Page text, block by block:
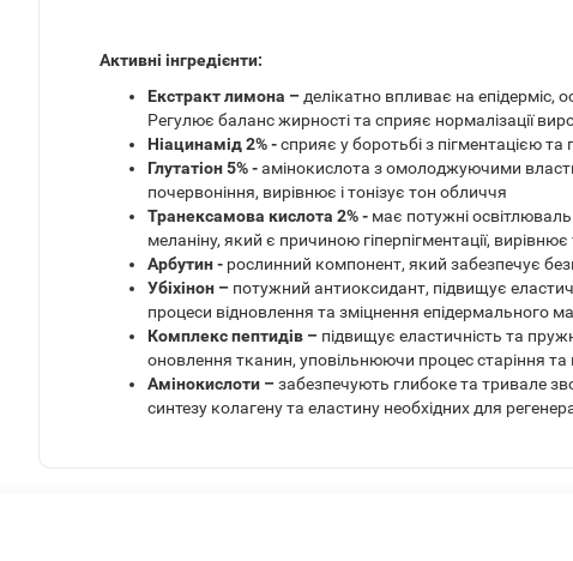
Активні інгредієнти:
Екстракт лимона – делікатно впливає на епідерміс,
Регулює баланс жирності та сприяє нормалізації
Ніацинамід 2% -сприяє у боротьбі з пігментацією
Глутатіон 5% -амінокислота з омолоджуючими
почервоніння, вирівнює і тонізує тон обличчя
Транексамова кислота 2% - має потужні
меланіну, який є причиною гіперпігментації,
Арбутин - рослинний компонент, який забезпечує
Убіхінон – потужний антиоксидант, підвищує
процеси відновлення та зміцнення епідермального
Комплекс пептидів – підвищує еластичність та
оновлення тканин, уповільнюючи процес старіння та
Амінокислоти – забезпечують глибоке та тривале
синтезу колагену та еластину необхідних для